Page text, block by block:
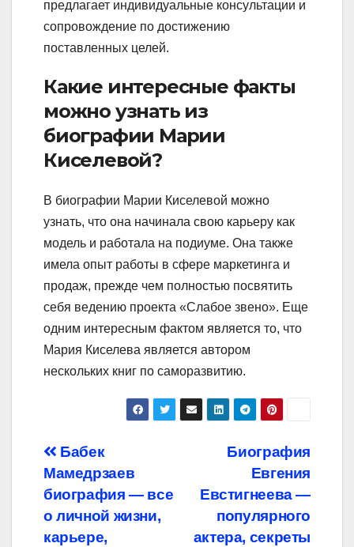
предлагает индивидуальные консультации и
сопровождение по достижению
поставленных целей.
Какие интересные факты
можно узнать из
биографии Марии
Киселевой?
В биографии Марии Киселевой можно
узнать, что она начинала свою карьеру как
модель и работала на подиуме. Она также
имела опыт работы в сфере маркетинга и
продаж, прежде чем полностью посвятить
себя ведению проекта «Слабое звено». Еще
одним интересным фактом является то, что
Мария Киселева является автором
нескольких книг по саморазвитию.
Навигация
по
записям
Биография
Евгения
Евстигнеева —
популярного
актера, секреты
Бабек
Мамедрзаев
биография — все
о личной жизни,
карьере,